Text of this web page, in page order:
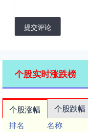
提交评论
个股实时涨跌榜
个股涨幅 个股跌幅
排名
名称